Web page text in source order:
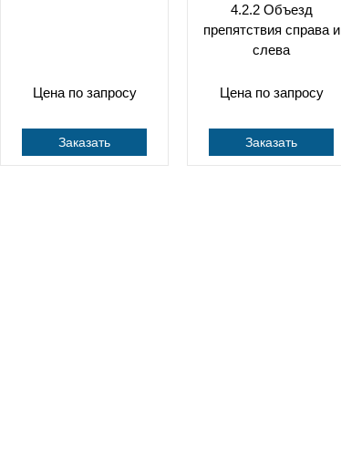
Цена по запросу
Заказать
4.2.2 Объезд
препятствия справа и
слева
Цена по запросу
Заказать